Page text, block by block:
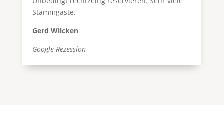
Stammgäste.
Gerd Wilcken
Google-Rezession